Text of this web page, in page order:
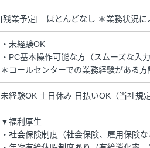
[残業予定] ほとんどなし ＊業務状況に
・未経験OK
・PC基本操作可能な方（スムーズな入
＊コールセンターでの業務経験がある方
未経験OK 土日休み 日払いOK（当社規
▼福利厚生
・社会保険制度（社会保険、雇用保険な